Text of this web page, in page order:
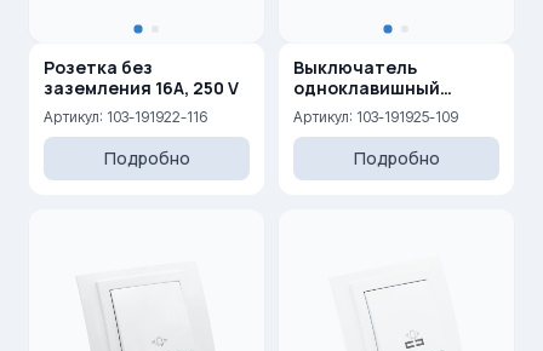
Розетка без
заземления 16A, 250 V
Артикул: 103-191922-116
Подробно
Выключатель
одноклавишный
проходной 10AX, 250 V
Артикул: 103-191925-109
Подробно